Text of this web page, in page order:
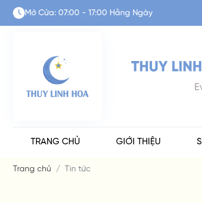
Mở Cửa: 07:00 - 17:00 Hằng Ngày
TRANG CHỦ GIỚI THIỆU
Trang chủ Tin tức